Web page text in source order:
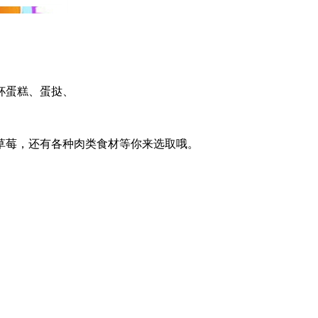
糕、蛋挞、
，还有各种肉类食材等你来选取哦。